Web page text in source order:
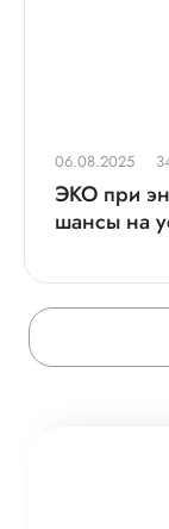
06.08.2025
ЭКО при
шансы на